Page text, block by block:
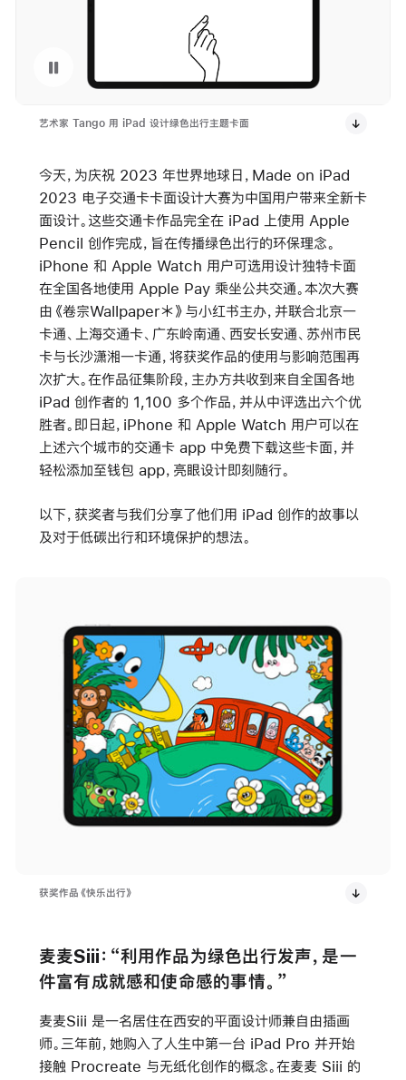
暂停播放视频 Apple China Earth Day 2023
艺术家 Tango 用 iPad 设计绿色出行主题卡面
今天，为庆祝 2023 年世界地球日，Made on iPad
2023 电子交通卡卡面设计大赛为中国用户带来全新卡
面设计。这些交通卡作品完全在 iPad 上使用 Apple
Pencil 创作完成，旨在传播绿色出行的环保理念。
iPhone 和 Apple Watch 用户可选用设计独特卡面
在全国各地使用 Apple Pay 乘坐公共交通。本次大赛
由《卷宗Wallpaper＊》与小红书主办，并联合北京一
卡通、上海交通卡、广东岭南通、西安长安通、苏州市民
卡与长沙潇湘一卡通，将获奖作品的使用与影响范围再
次扩大。在作品征集阶段，主办方共收到来自全国各地
iPad 创作者的 1,100 多个作品，并从中评选出六个优
胜者。即日起，iPhone 和 Apple Watch 用户可以在
上述六个城市的交通卡 app 中免费下载这些卡面，并
轻松添加至钱包 app，亮眼设计即刻随行。
以下，获奖者与我们分享了他们用 iPad 创作的故事以
及对于低碳出行和环境保护的想法。
获奖作品《快乐出行》
麦麦Siii：“利用作品为绿色出行发声，是一
件富有成就感和使命感的事情。”
麦麦Siii 是一名居住在西安的平面设计师兼自由插画
师。三年前，她购入了人生中第一台 iPad Pro 并开始
接触 Procreate 与无纸化创作的概念。在麦麦 Siii 的